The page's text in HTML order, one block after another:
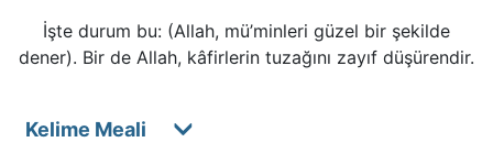
İşte durum bu: (Allah, mü’minleri güzel bir şekilde
dener). Bir de Allah, kâfirlerin tuzağını zayıf düşürendir.
Kelime Meali